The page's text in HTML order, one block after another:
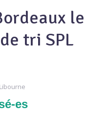
le
tri SPL
es